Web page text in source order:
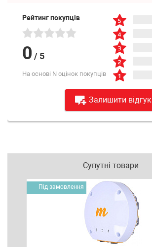
Рейтинг покупців
0 / 5
На основі N оцінок покупців
Залишити відгук
Супутні товари
Під замовлення